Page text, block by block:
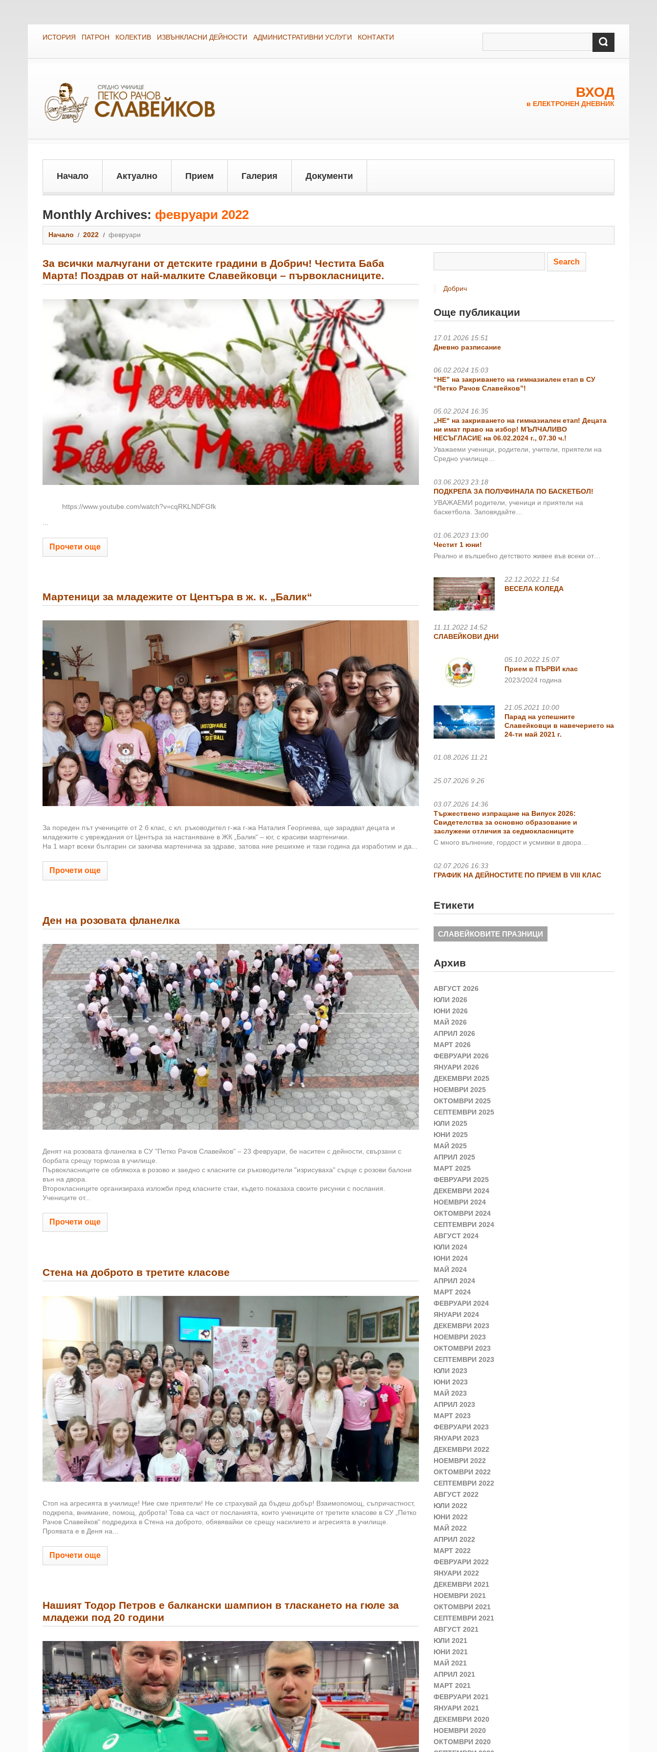
ИСТОРИЯ ПАТРОН КОЛЕКТИВ ИЗВЪНКЛАСНИ ДЕЙНОСТИ АДМИНИСТРАТИВНИ УСЛУГИ КОНТАКТИ
ВХОД
в ЕЛЕКТРОНЕН ДНЕВНИК
Начало Актуално Прием Галерия Документи
Monthly Archives: февруари 2022
Начало 2022 февруари
За всички малчугани от детските градини в Добрич! Честита Баба
Марта! Поздрав от най-малките Славейковци – първокласниците.
https://www.youtube.com/watch?v=cqRKLNDFGfk
Прочети още
Мартеници за младежите от Центъра в ж. к. „Балик“
За пореден път учениците от 2 б клас, с кл. ръководител г-жа г-жа Наталия Георгиева, ще зарадват децата и
младежите с увреждания от Центъра за настаняване в ЖК „Балик“ – юг, с красиви мартенички.
На 1 март всеки българин си закичва мартеничка за здраве, затова ние решихме и тази година да изработим и да...
Прочети още
Ден на розовата фланелка
Денят на розовата фланелка в СУ "Петко Рачов Славейков" – 23 февруари, бе наситен с дейности, свързани с
борбата срещу тормоза в училище.
Първокласниците се облякоха в розово и заедно с класните си ръководители "изрисуваха" сърце с розови балони
вън на двора.
Второкласниците организираха изложби пред класните стаи, където показаха своите рисунки с послания.
Учениците от...
Прочети още
Стена на доброто в третите класове
Стоп на агресията в училище! Ние сме приятели! Не се страхувай да бъдеш добър! Взаимопомощ, съпричастност,
подкрепа, внимание, помощ, доброта! Това са част от посланията, които учениците от третите класове в СУ „Петко
Рачов Славейков“ подредиха в Стена на доброто, обявявайки се срещу насилието и агресията в училище.
Проявата е в Деня на...
Прочети още
Нашият Тодор Петров е балкански шампион в тласкането на гюле за
младежи под 20 години
Добрич
Още публикации
17.01.2026 15:51
Дневно разписание
06.02.2024 15:03
“НЕ” на закриването на гимназиален етап в СУ
“Петко Рачов Славейков”!
05.02.2024 16:35
„НЕ“ на закриването на гимназиален етап! Децата
ни имат право на избор! МЪЛЧАЛИВО
НЕСЪГЛАСИЕ на 06.02.2024 г., 07.30 ч.!
Уважаеми ученици, родители, учители, приятели на
Средно училище…
03.06.2023 23:18
ПОДКРЕПА ЗА ПОЛУФИНАЛА ПО БАСКЕТБОЛ!
УВАЖАЕМИ родители, ученици и приятели на
баскетбола. Заповядайте…
01.06.2023 13:00
Честит 1 юни!
Реално и вълшебно детството живее във всеки от…
22.12.2022 11:54
ВЕСЕЛА КОЛЕДА
11.11.2022 14:52
СЛАВЕЙКОВИ ДНИ
05.10.2022 15:07
Прием в ПЪРВИ клас
2023/2024 година
21.05.2021 10:00
Парад на успешните
Славейковци в навечерието на
24-ти май 2021 г.
01.08.2026 11:21
25.07.2026 9:26
03.07.2026 14:36
Тържествено изпращане на Випуск 2026:
Свидетелства за основно образование и
заслужени отличия за седмокласниците
С много вълнение, гордост и усмивки в двора…
02.07.2026 16:33
ГРАФИК НА ДЕЙНОСТИТЕ ПО ПРИЕМ В VIII КЛАС
Етикети
СЛАВЕЙКОВИТЕ ПРАЗНИЦИ
Архив
АВГУСТ 2026
ЮЛИ 2026
ЮНИ 2026
МАЙ 2026
АПРИЛ 2026
МАРТ 2026
ФЕВРУАРИ 2026
ЯНУАРИ 2026
ДЕКЕМВРИ 2025
НОЕМВРИ 2025
ОКТОМВРИ 2025
СЕПТЕМВРИ 2025
ЮЛИ 2025
ЮНИ 2025
МАЙ 2025
АПРИЛ 2025
МАРТ 2025
ФЕВРУАРИ 2025
ДЕКЕМВРИ 2024
НОЕМВРИ 2024
ОКТОМВРИ 2024
СЕПТЕМВРИ 2024
АВГУСТ 2024
ЮЛИ 2024
ЮНИ 2024
МАЙ 2024
АПРИЛ 2024
МАРТ 2024
ФЕВРУАРИ 2024
ЯНУАРИ 2024
ДЕКЕМВРИ 2023
НОЕМВРИ 2023
ОКТОМВРИ 2023
СЕПТЕМВРИ 2023
ЮЛИ 2023
ЮНИ 2023
МАЙ 2023
АПРИЛ 2023
МАРТ 2023
ФЕВРУАРИ 2023
ЯНУАРИ 2023
ДЕКЕМВРИ 2022
НОЕМВРИ 2022
ОКТОМВРИ 2022
СЕПТЕМВРИ 2022
АВГУСТ 2022
ЮЛИ 2022
ЮНИ 2022
МАЙ 2022
АПРИЛ 2022
МАРТ 2022
ФЕВРУАРИ 2022
ЯНУАРИ 2022
ДЕКЕМВРИ 2021
НОЕМВРИ 2021
ОКТОМВРИ 2021
СЕПТЕМВРИ 2021
АВГУСТ 2021
ЮЛИ 2021
ЮНИ 2021
МАЙ 2021
АПРИЛ 2021
МАРТ 2021
ФЕВРУАРИ 2021
ЯНУАРИ 2021
ДЕКЕМВРИ 2020
НОЕМВРИ 2020
ОКТОМВРИ 2020